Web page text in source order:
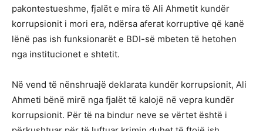
pakontestueshme, fjalët e mira të Ali Ahmetit kundër
korrupsionit i mori era, ndërsa aferat korruptive që kanë
lënë pas ish funksionarët e BDI-së mbeten të hetohen
nga institucionet e shtetit.
Në vend të nënshruajë deklarata kundër korrupsionit, Ali
Ahmeti bënë mirë nga fjalët të kalojë në vepra kundër
korrupsionit. Për të na bindur neve se vërtet është i